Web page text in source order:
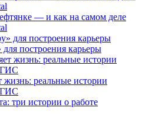
— и как на самом деле
построения карьеры
жизнь: реальные истории